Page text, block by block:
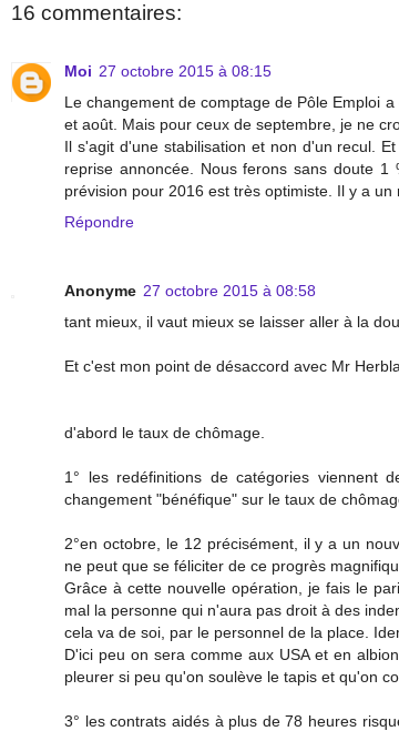
16 commentaires:
Moi 27 octobre 2015 à 08:15
Le changement de comptage de Pôle Emploi
et août. Mais pour ceux de septembre, je ne
Il s'agit d'une stabilisation et non d'un recul.
reprise annoncée. Nous ferons sans doute
prévision pour 2016 est très optimiste. Il y a
Répondre
Anonyme 27 octobre 2015 à 08:58
tant mieux, il vaut mieux se laisser aller à la
Et c'est mon point de désaccord avec Mr
d'abord le taux de chômage.
1° les redéfinitions de catégories viennent
changement "bénéfique" sur le taux de
2°en octobre, le 12 précisément, il y a un
ne peut que se féliciter de ce progrès
Grâce à cette nouvelle opération, je fais le
mal la personne qui n'aura pas droit à des
cela va de soi, par le personnel de la place.
D'ici peu on sera comme aux USA et en
pleurer si peu qu'on soulève le tapis et qu'on
3° les contrats aidés à plus de 78 heures